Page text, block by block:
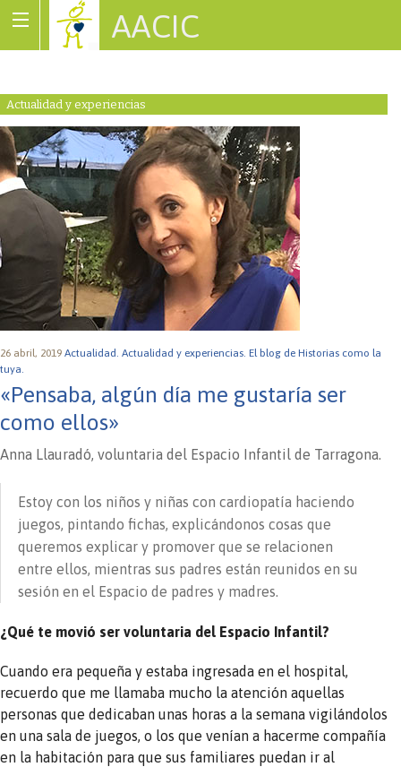
AACIC
Actualidad y experiencias
26 abril, 2019 Actualidad. Actualidad y experiencias. El blog de Historias como la
tuya.
«Pensaba, algún día me gustaría ser
como ellos»
Anna Llauradó, voluntaria del Espacio Infantil de Tarragona.
Estoy con los niños y niñas con cardiopatía haciendo
juegos, pintando fichas, explicándonos cosas que
queremos explicar y promover que se relacionen
entre ellos, mientras sus padres están reunidos en su
sesión en el Espacio de padres y madres.
¿Qué te movió ser voluntaria del Espacio Infantil?
Cuando era pequeña y estaba ingresada en el hospital,
recuerdo que me llamaba mucho la atención aquellas
personas que dedicaban unas horas a la semana vigilándolos
en una sala de juegos, o los que venían a hacerme compañía
en la habitación para que sus familiares puedan ir al